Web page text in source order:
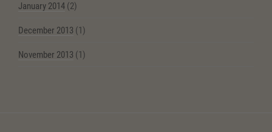
January 2014 (2)
December 2013 (1)
November 2013 (1)